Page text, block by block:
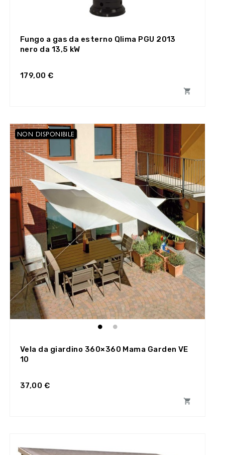
Fungo a gas da esterno Qlima PGU 2013
nero da 13,5 kW
179,00 €

NON DISPONIBILE
Vela da giardino 360×360 Mama Garden VE
10
37,00 €
